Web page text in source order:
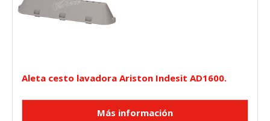
Aleta cesto lavadora Ariston Indesit AD1600.